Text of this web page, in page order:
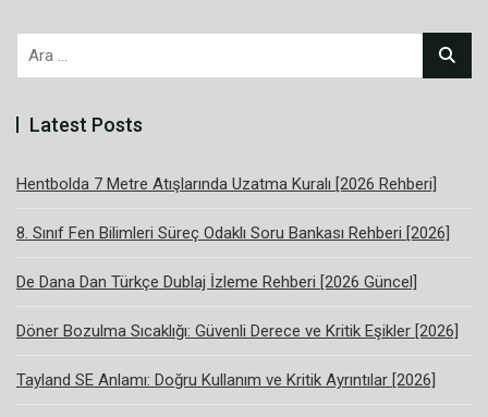
Arama:
Latest Posts
Hentbolda 7 Metre Atışlarında Uzatma Kuralı [2026 Rehberi]
8. Sınıf Fen Bilimleri Süreç Odaklı Soru Bankası Rehberi [2026]
De Dana Dan Türkçe Dublaj İzleme Rehberi [2026 Güncel]
Döner Bozulma Sıcaklığı: Güvenli Derece ve Kritik Eşikler [2026]
Tayland SE Anlamı: Doğru Kullanım ve Kritik Ayrıntılar [2026]